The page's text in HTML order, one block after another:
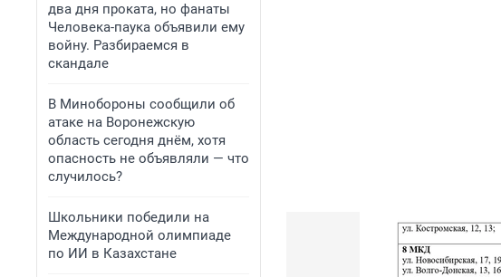
два дня проката, но фанаты
Человека-паука объявили ему
войну. Разбираемся в
скандале
В Минобороны сообщили об
атаке на Воронежскую
область сегодня днём, хотя
опасность не объявляли — что
случилось?
Школьники победили на
Международной олимпиаде
по ИИ в Казахстане